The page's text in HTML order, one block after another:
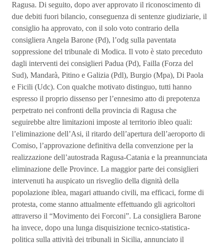
Ragusa. Di seguito, dopo aver approvato il riconoscimento di
due debiti fuori bilancio, conseguenza di sentenze giudiziarie, il
consiglio ha approvato, con il solo voto contrario della
consigliera Angela Barone (Pd), l’odg sulla paventata
soppressione del tribunale di Modica. Il voto è stato preceduto
dagli interventi dei consiglieri Padua (Pd), Failla (Forza del
Sud), Mandarà, Pitino e Galizia (Pdl), Burgio (Mpa), Di Paola
e Ficili (Udc). Con qualche motivato distinguo, tutti hanno
espresso il proprio dissenso per l’ennesimo atto di prepotenza
perpetrato nei confronti della provincia di Ragusa che
seguirebbe altre limitazioni imposte al territorio ibleo quali:
l’eliminazione dell’Asi, il ritardo dell’apertura dell’aeroporto di
Comiso, l’approvazione definitiva della convenzione per la
realizzazione dell’autostrada Ragusa-Catania e la preannunciata
eliminazione delle Province. La maggior parte dei consiglieri
intervenuti ha auspicato un risveglio della dignità della
popolazione iblea, magari attuando civili, ma efficaci, forme di
protesta, come stanno attualmente effettuando gli agricoltori
attraverso il “Movimento dei Forconi”. La consigliera Barone
ha invece, dopo una lunga disquisizione tecnico-statistica-
politica sulla attività dei tribunali in Sicilia, annunciato il